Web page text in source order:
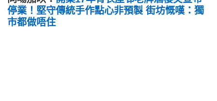
停業！堅守傳統手作點心非預製 街坊慨嘆：獨
市都做唔住